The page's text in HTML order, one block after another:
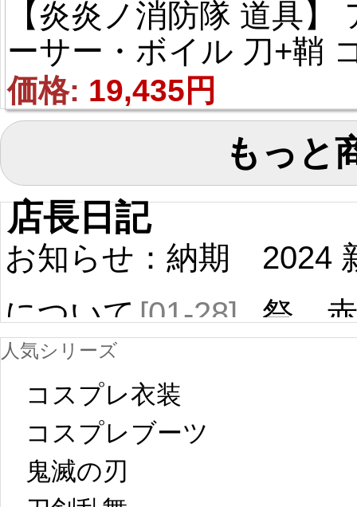
【炎炎ノ消防隊 道具】
ーサー・ボイル 刀+鞘
スプレ道具
価格: 19,435円
もっと
店長日記
お知らせ：納期
について[01-28]
中国旧正月の影
響で2024年2月5
日から工場生産
2024
祭 赤
人気シリーズ
コスプレ衣装
コスプレブーツ
鬼滅の刃